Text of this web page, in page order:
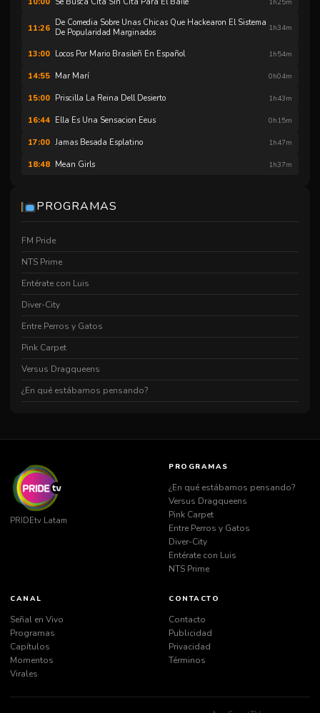
1h25m
11:26 De Comedia Sobre Unas Chicas Que Hackearon El Sistema
De Popularidad Marginados
1h34m
13:00 Locos Por Mario Brasileñ En Español 1h54m
14:55 Mar Marí 0h04m
15:00 Priscilla La Reina Dell Desierto 1h43m
16:44 Ella Es Una Sensacion Eeus 0h15m
17:00 Jamas Besada Esplatino 1h47m
18:48 Mean Girls 1h37m
22:06 Mi Name Is Sam
PROGRAMAS
FM Pride
NTS Prime
Entérate con Luis
Diver-City
Entre Perros y Gatos
Pink Carpet
Versus Dragqueens
¿En qué estábamos pensando?
PRIDEtv Latam
PROGRAMAS
¿En qué estábamos pensando?
Versus Dragqueens
Pink Carpet
Entre Perros y Gatos
Diver-City
Entérate con Luis
NTS Prime
CANAL
Señal en Vivo
Programas
Capítulos
Momentos
Virales
CONTACTO
Contacto
Publicidad
Privacidad
Términos